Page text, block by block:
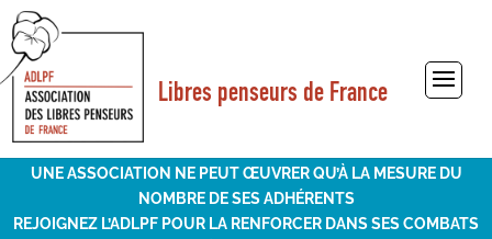
Libres penseurs de France
Sélectionner une page
UNE ASSOCIATION NE PEUT ŒUVRER QU’À LA MESURE DU
NOMBRE DE SES ADHÉRENTS
REJOIGNEZ L’ADLPF POUR LA RENFORCER DANS SES COMBATS